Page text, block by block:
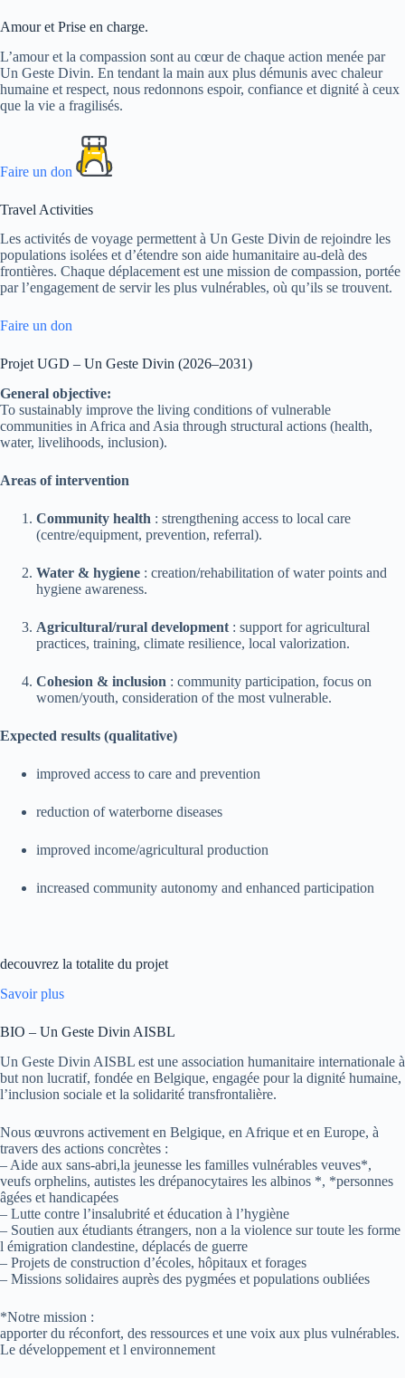
Amour et Prise en charge.
L’amour et la compassion sont au cœur de chaque action menée par
Un Geste Divin. En tendant la main aux plus démunis avec chaleur
humaine et respect, nous redonnons espoir, confiance et dignité à ceux
que la vie a fragilisés.
Faire un don
Travel Activities
Les activités de voyage permettent à Un Geste Divin de rejoindre les
populations isolées et d’étendre son aide humanitaire au-delà des
frontières. Chaque déplacement est une mission de compassion, portée
par l’engagement de servir les plus vulnérables, où qu’ils se trouvent.
Faire un don
Projet UGD – Un Geste Divin (2026–2031)
General objective:
To sustainably improve the living conditions of vulnerable
communities in Africa and Asia through structural actions (health,
water, livelihoods, inclusion).
Areas of intervention
Community health : strengthening access to local care
(centre/equipment, prevention, referral).
Water & hygiene : creation/rehabilitation of water points and
hygiene awareness.
Agricultural/rural development : support for agricultural
practices, training, climate resilience, local valorization.
Cohesion & inclusion : community participation, focus on
women/youth, consideration of the most vulnerable.
Expected results (qualitative)
improved access to care and prevention
reduction of waterborne diseases
improved income/agricultural production
increased community autonomy and enhanced participation
decouvrez la totalite du projet
Savoir plus
BIO – Un Geste Divin AISBL
Un Geste Divin AISBL est une association humanitaire internationale à
but non lucratif, fondée en Belgique, engagée pour la dignité humaine,
l’inclusion sociale et la solidarité transfrontalière.
Nous œuvrons activement en Belgique, en Afrique et en Europe, à
travers des actions concrètes :
– Aide aux sans-abri,la jeunesse les familles vulnérables veuves*,
veufs orphelins, autistes les drépanocytaires les albinos *, *personnes
âgées et handicapées
– Lutte contre l’insalubrité et éducation à l’hygiène
– Soutien aux étudiants étrangers, non a la violence sur toute les forme
l émigration clandestine, déplacés de guerre
– Projets de construction d’écoles, hôpitaux et forages
– Missions solidaires auprès des pygmées et populations oubliées
*Notre mission :
apporter du réconfort, des ressources et une voix aux plus vulnérables.
Le développement et l environnement